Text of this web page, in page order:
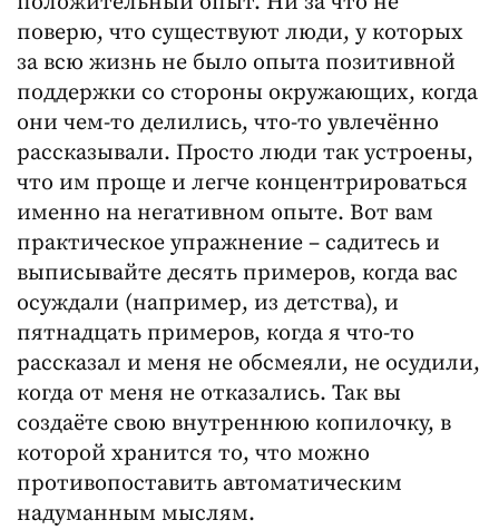
поверю, что существуют люди, у которых
за всю жизнь не было опыта позитивной
поддержки со стороны окружающих, когда
они чем-то делились, что-то увлечённо
рассказывали. Просто люди так устроены,
что им проще и легче концентрироваться
именно на негативном опыте. Вот вам
практическое упражнение – садитесь и
выписывайте десять примеров, когда вас
осуждали (например, из детства), и
пятнадцать примеров, когда я что-то
рассказал и меня не обсмеяли, не осудили,
когда от меня не отказались. Так вы
создаёте свою внутреннюю копилочку, в
которой хранится то, что можно
противопоставить автоматическим
надуманным мыслям.